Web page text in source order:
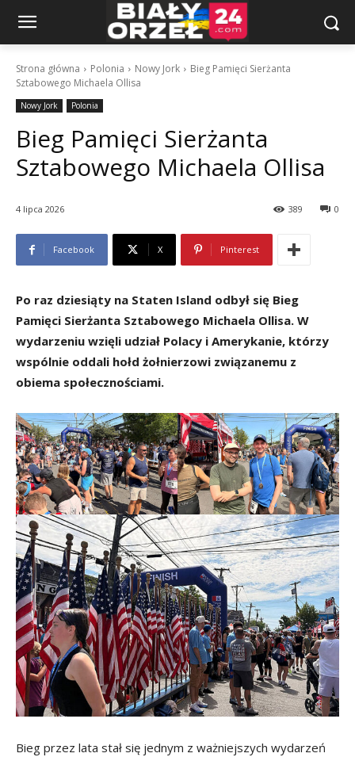
Strona główna Polonia Nowy Jork
Bieg Pamięci Sierżanta
Sztabowego Michaela Ollisa
Nowy Jork Polonia
Bieg Pamięci Sierżanta
Sztabowego Michaela Ollisa
4 lipca 2026 0
389
Facebook X Pinterest
Po raz dziesiąty na Staten Island odbył się Bieg
Pamięci Sierżanta Sztabowego Michaela Ollisa. W
wydarzeniu wzięli udział Polacy i Amerykanie, którzy
wspólnie oddali hołd żołnierzowi związanemu z
obiema społecznościami.
Bieg przez lata stał się jednym z ważniejszych wydarzeń